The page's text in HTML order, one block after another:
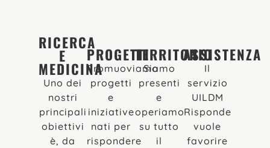
RICERCA
E
MEDICINA
Uno dei
nostri
principali
obiettivi
è, da
PROGETTI
Promuoviamo
progetti
e
iniziative
nati per
rispondere
TERRITORIO
Siamo
presenti
e
operiamo
su tutto
il
ASSISTENZA
Il
servizio
UILDM
Risponde
vuole
favorire